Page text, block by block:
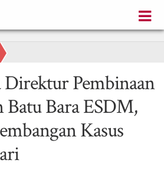
Direktur Pembinaan
Batu Bara ESDM,
Kasus